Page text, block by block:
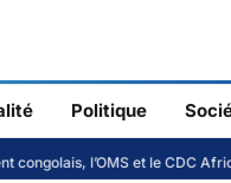
Politique
l’OMS et le CDC Africa